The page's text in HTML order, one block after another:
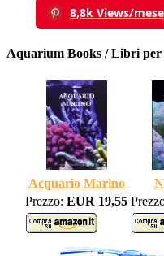
8,8k Views/mese
Aquarium Books / Libri
Acquario Marino
Prezzo: EUR 19,55